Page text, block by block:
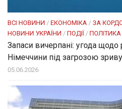
ВСІ НОВИНИ / ЕКОНОМІКА / ЗА
НОВИНИ УКРАЇНИ / ПОДІЇ/ ПОЛІТИКА
Запаси вичерпані: угода щодо
Німеччини під загрозою зриву
05.06.2026